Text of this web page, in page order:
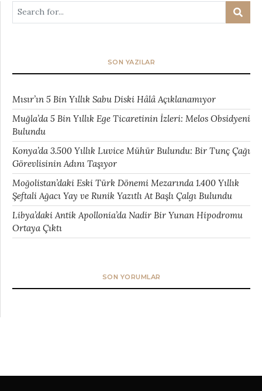
SON YAZILAR
Mısır’ın 5 Bin Yıllık Sabu Diski Hâlâ Açıklanamıyor
Muğla’da 5 Bin Yıllık Ege Ticaretinin İzleri: Melos Obsidyeni
Bulundu
Konya’da 3.500 Yıllık Luvice Mühür Bulundu: Bir Tunç Çağı
Görevlisinin Adını Taşıyor
Moğolistan’daki Eski Türk Dönemi Mezarında 1.400 Yıllık
Şeftali Ağacı Yay ve Runik Yazıtlı At Başlı Çalgı Bulundu
Libya’daki Antik Apollonia’da Nadir Bir Yunan Hipodromu
Ortaya Çıktı
SON YORUMLAR